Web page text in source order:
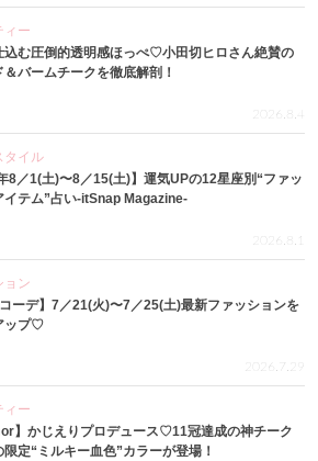
ィー
込む圧倒的透明感ほっぺ♡小田切ヒロさん絶賛の
＆バームチークを徹底解剖！
2026.8.4
タイル
8／1(土)〜8／15(土)】運気UPの12星座別“ファッ
イテム”占い-itSnap Magazine-
2026.8.1
ョン
コーデ】7／21(火)〜7／25(土)最新ファッションを
ップ♡
2026.7.29
ィー
】かじえりプロデュース♡11冠達成の神チーク
限定“ミルキー血色”カラーが登場！